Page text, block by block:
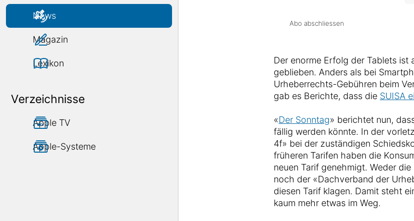
News
Magazin
Lexikon
Verzeichnisse
Apple TV
Apple-Systeme
Abo abschliessen
Der enorme Erfolg der Tablets ist
geblieben. Anders als bei
Urheberrechts-Gebühren beim
gab es Berichte, dass die SUISA
«Der Sonntag» berichtet nun,
fällig werden könnte. In der
4f» bei der zuständigen
früheren Tarifen haben die
neuen Tarif genehmigt. Weder
noch der «Dachverband der
diesen Tarif klagen. Damit steht
kaum mehr etwas im Weg.